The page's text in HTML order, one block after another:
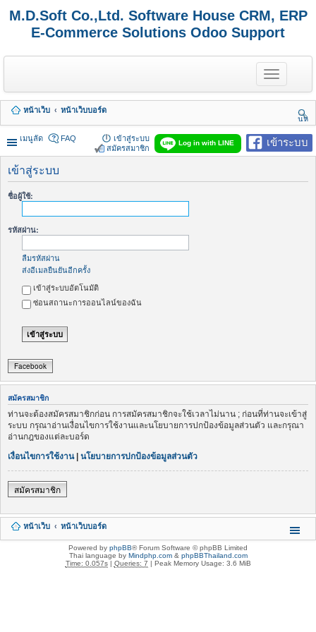
M.D.Soft Co.,Ltd. Software House CRM, ERP
E-Commerce Solutions Odoo Support
T
o
g
e
n
a
v
g
หน้าเว็บ
หน้าเว็บบอร์ด
นห
า
เมนูลัด
เข้าระบบ
Log in with LINE
FAQ
เข้าสู่ระบบ
สมัครสมาชิก
เข้าสู่ระบบ
ชื่อผู้ใช้:
รหัสผ่าน:
ลืมรหัสผ่าน
ส่งอีเมลยืนยันอีกครั้ง
เข้าสู่ระบบอัตโนมัติ
ซ่อนสถานะการออนไลน์ของฉัน
Facebook
สมัครสมาชิก
ท่านจะต้องสมัครสมาชิกก่อน การสมัครสมาชิกจะใช้เวลาไม่นาน ; ก่อนที่ท่านจะเข้าสู่
ระบบ กรุณาอ่านเงื่อนไขการใช้งานและนโยบายการปกป้องข้อมูลส่วนตัว และกรุณา
อ่านกฎของแต่ละบอร์ด
เงื่อนไขการใช้งาน| นโยบายการปกป้องข้อมูลส่วนตัว
สมัครสมาชิก
หน้าเว็บ หน้าเว็บบอร์ด
Powered by phpBB® Forum Software © phpBB Limited
Thai language by Mindphp.com& phpBBThailand.com
Time: 0.057s| Queries: 7 | Peak Memory Usage: 3.6 MiB